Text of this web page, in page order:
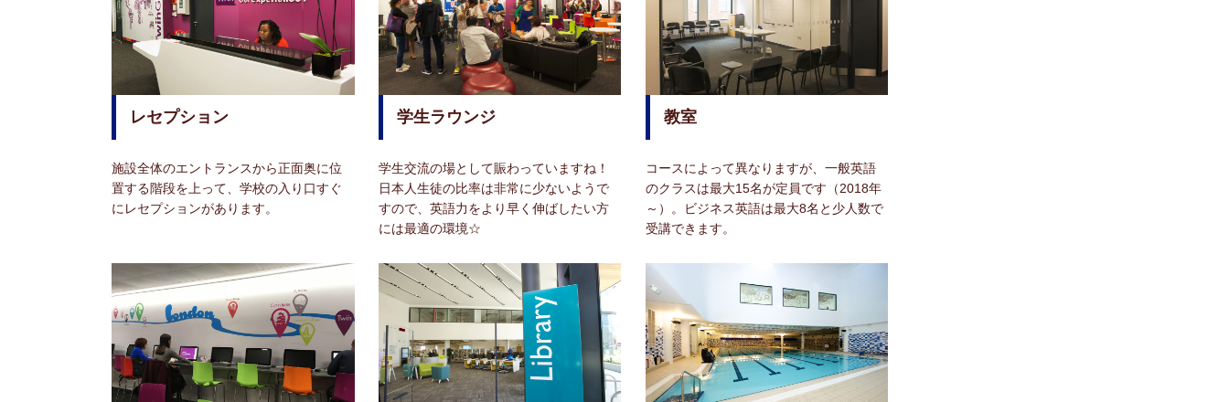
レセプション
施設全体のエントランスから正面奥に位
置する階段を上って、学校の入り口すぐ
にレセプションがあります。
学生ラウンジ
学生交流の場として賑わっていますね！
日本人生徒の比率は非常に少ないようで
すので、英語力をより早く伸ばしたい方
には最適の環境☆
教室
コースによって異なりますが、一般英語
のクラスは最大15名が定員です（2018年
～）。ビジネス英語は最大8名と少人数で
受講できます。